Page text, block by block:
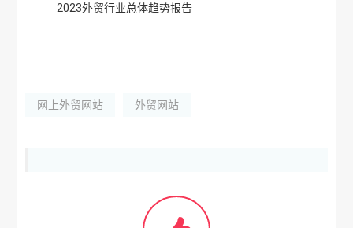
2023外贸行业总体趋势报告
网上外贸网站 外贸网站